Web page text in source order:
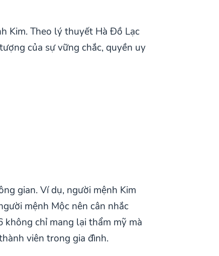
Kim. Theo lý thuyết Hà Đồ Lạc
của sự vững chắc, quyền uy
gian. Ví dụ, người mệnh Kim
mệnh Mộc nên cân nhắc
không chỉ mang lại thẩm mỹ mà
viên trong gia đình.